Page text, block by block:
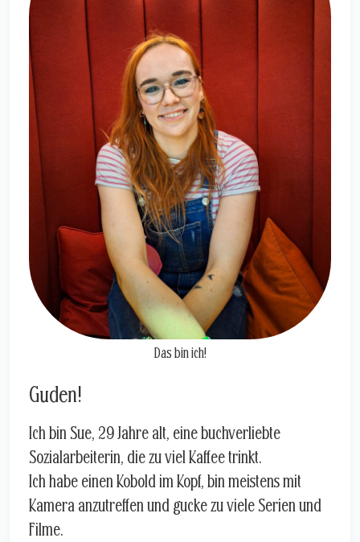
Das bin ich!
Guden!
Ich bin Sue, 29 Jahre alt, eine buchverliebte
Sozialarbeiterin, die zu viel Kaffee trinkt.
Ich habe einen Kobold im Kopf, bin meistens mit
Kamera anzutreffen und gucke zu viele Serien und
Filme.